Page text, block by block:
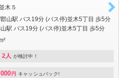
木５
郡山駅 バス19分 (バス停)並木5丁目 歩5分
駅 バス19分 (バス停)並木5丁目 歩5分
2人 が検討中！
円 キャッシュバック!